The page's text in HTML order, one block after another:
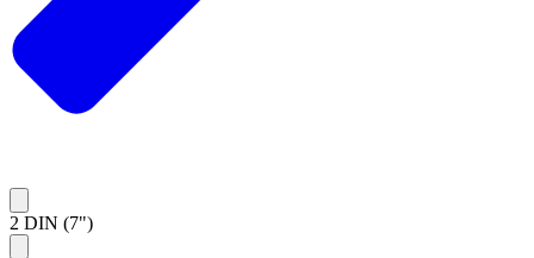
2 DIN (7")